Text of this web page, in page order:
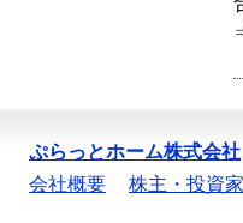
ぷらっとホーム株式会社
会社概要
株主・投資